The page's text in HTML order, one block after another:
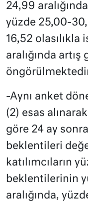
24,99
yüzde 25,00-
16,52 olasılıkla
aralığında
-Aynı anket
(2) esas
göre 24 ay
beklentileri
katılımcıların
beklentilerinin
aralığında,